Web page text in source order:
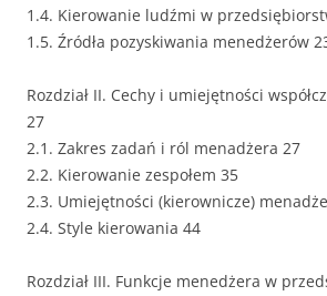
1.4. Kierowanie ludźmi w
1.5. Źródła pozyskiwania menedżerów
Rozdział II. Cechy i umiejętności
27
2.1. Zakres zadań i ról menadżera 27
2.2. Kierowanie zespołem 35
2.3. Umiejętności (kierownicze)
2.4. Style kierowania 44
Rozdział III. Funkcje menedżera w